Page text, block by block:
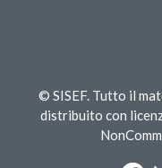
© SISEF. Tutto il
distribuito con